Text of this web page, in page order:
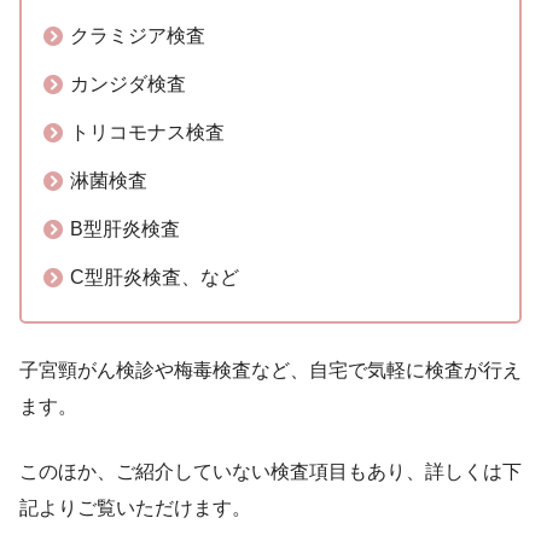
クラミジア検査
カンジダ検査
トリコモナス検査
淋菌検査
B型肝炎検査
C型肝炎検査、など
子宮頸がん検診や梅毒検査など、自宅で気軽に検査が行え
ます。
このほか、ご紹介していない検査項目もあり、詳しくは下
記よりご覧いただけます。